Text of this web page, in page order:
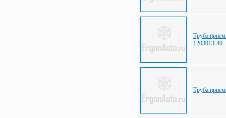
Труба
1203013-40
Труба